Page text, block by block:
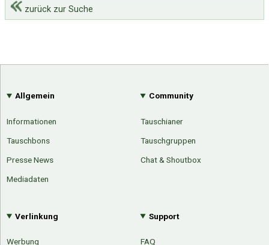
zurück zur Suche
Allgemein
Informationen
Tauschbons
Presse News
Mediadaten
Community
Tauschianer
Tauschgruppen
Chat & Shoutbox
Verlinkung
Werbung
Support
FAQ